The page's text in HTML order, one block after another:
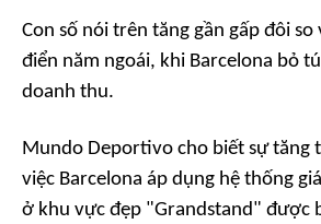
Con số nói trên tăng gần gấp đôi
điển năm ngoái, khi Barcelona bỏ
doanh thu.
Mundo Deportivo cho biết sự tăng
việc Barcelona áp dụng hệ thống
ở khu vực đẹp "Grandstand" được